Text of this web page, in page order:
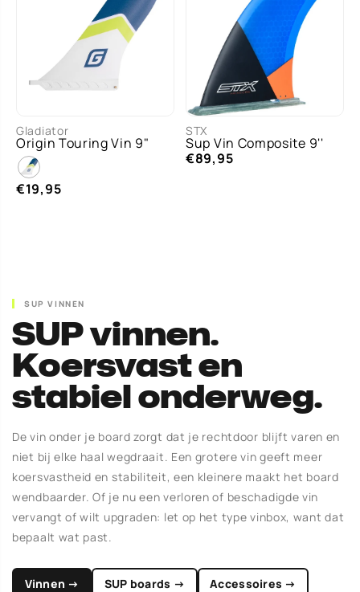
MAA
T
Gladiator
Origin Touring Vin 9"
€19,95
STX
Sup Vin Composite 9''
€89,95
SUP VINNEN
SUP vinnen.
Koersvast en
stabiel onderweg.
De vin onder je board zorgt dat je rechtdoor blijft varen en
niet bij elke haal wegdraait. Een grotere vin geeft meer
koersvastheid en stabiliteit, een kleinere maakt het board
wendbaarder. Of je nu een verloren of beschadigde vin
vervangt of wilt upgraden: let op het type vinbox, want dat
bepaalt wat past.
Vinnen → SUP boards → Accessoires →